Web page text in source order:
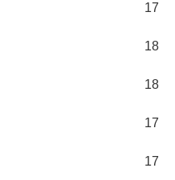
17
18
18
17
17